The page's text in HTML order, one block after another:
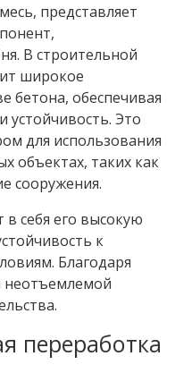
представляет
В строительной
широкое
бетона, обеспечивая
Это
для использования
объектах, таких как
сооружения.
себя его высокую
к
Благодаря
неотъемлемой
переработка